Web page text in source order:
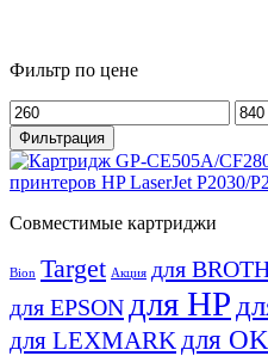
Фильтр по цене
Минимальная
цена
Фильтрация
Совместимые картриджи
Bion Target Акция для
для EPSON для HP
для LEXMARK для